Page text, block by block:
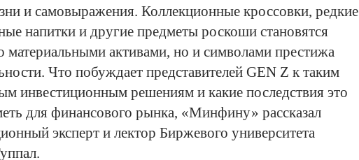
и самовыражения. Коллекционные кроссовки, редкие
напитки и другие предметы роскоши становятся
материальными активами, но и символами престижа
Что побуждает представителей GEN Z к таким
инвестиционным решениям и какие последствия это
для финансового рынка, «Минфину» рассказал
эксперт и лектор Биржевого университета